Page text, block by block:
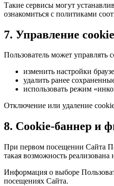
Такие сервисы могут
ознакомиться с политиками
7. Управление
Пользователь может
изменить настройки
удалить ранее
использовать режим
Отключение или удаление
8. Cookie-баннер и
При первом посещении Сайта
такая возможность реализована
Информация о выборе
посещениях Сайта.